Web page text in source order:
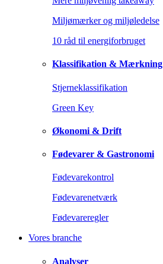
Miljømærker og miljøledelse
10 råd til energiforbruget
Klassifikation & Mærkning
Stjerneklassifikation
Green Key
Økonomi & Drift
Fødevarer & Gastronomi
Fødevarekontrol
Fødevarenetværk
Fødevareregler
Vores branche
Analyser